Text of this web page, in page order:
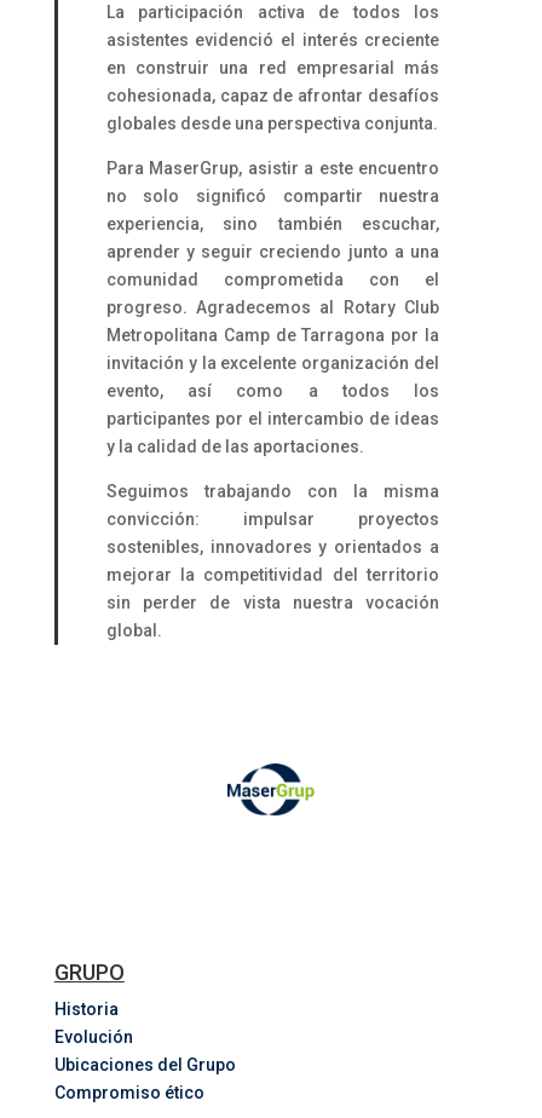
La participación activa de todos los
asistentes evidenció el interés creciente
en construir una red empresarial más
cohesionada, capaz de afrontar desafíos
globales desde una perspectiva conjunta.
Para MaserGrup, asistir a este encuentro
no solo significó compartir nuestra
experiencia, sino también escuchar,
aprender y seguir creciendo junto a una
comunidad comprometida con el
progreso. Agradecemos al Rotary Club
Metropolitana Camp de Tarragona por la
invitación y la excelente organización del
evento, así como a todos los
participantes por el intercambio de ideas
y la calidad de las aportaciones.
Seguimos trabajando con la misma
convicción: impulsar proyectos
sostenibles, innovadores y orientados a
mejorar la competitividad del territorio
sin perder de vista nuestra vocación
global.
GRUPO
Historia
Evolución
Ubicaciones del Grupo
Compromiso ético